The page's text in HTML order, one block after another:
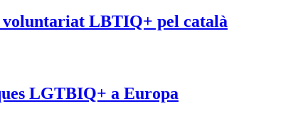
voluntariat LBTIQ+ pel català
LGTBIQ+ a Europa